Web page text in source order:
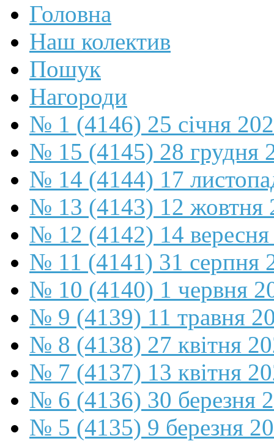
Головна
Наш колектив
Пошук
Нагороди
№ 1 (4146) 25 січня
№ 15 (4145) 28 грудня
№ 14 (4144) 17
№ 13 (4143) 12 жовтня
№ 12 (4142) 14
№ 11 (4141) 31 серпня
№ 10 (4140) 1 червня
№ 9 (4139) 11 травня
№ 8 (4138) 27 квітня
№ 7 (4137) 13 квітня
№ 6 (4136) 30 березня
№ 5 (4135) 9 березня